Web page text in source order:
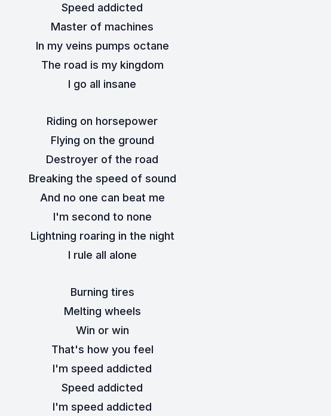
Speed addicted
Master of machines
In my veins pumps octane
The road is my kingdom
I go all insane
Riding on horsepower
Flying on the ground
Destroyer of the road
Breaking the speed of sound
And no one can beat me
I'm second to none
Lightning roaring in the night
I rule all alone
Burning tires
Melting wheels
Win or win
That's how you feel
I'm speed addicted
Speed addicted
I'm speed addicted